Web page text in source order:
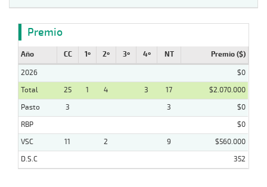
Premio
Año CC 1º 2º 3º 4º NT Premio ($)
2026
$0
Total
25 1 4 3 17
$2.070.000
Pasto
3 3
$0
RBP
$0
VSC
11 2 9
$560.000
D.S.C
352